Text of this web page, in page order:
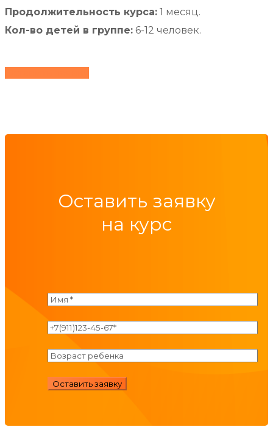
Продолжительность курса: 1 месяц.
Кол-во детей в группе: 6-12 человек.
Оставить заявку
на курс